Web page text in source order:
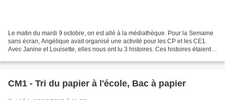
Le matin du mardi 9 octobre, on est allé à la médiathèque. Pour la Semaine
sans écran, Angélique avait organisé une activité pour les CP et les CE1.
Avec Janine et Louisette, elles nous ont lu 3 histoires. Ces histoires étaient
CM1 - Tri du papier à l'école, Bac à papier